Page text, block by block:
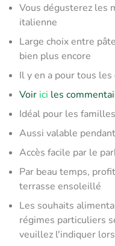
Vous dégusterez les
italienne
Large choix entre
bien plus encore
Il y en a pour tous les
Voir ici les
Idéal pour les
Aussi valable
Accès facile par le
Par beau temps,
terrasse ensoleillé
Les souhaits
régimes particuliers
veuillez l'indiquer